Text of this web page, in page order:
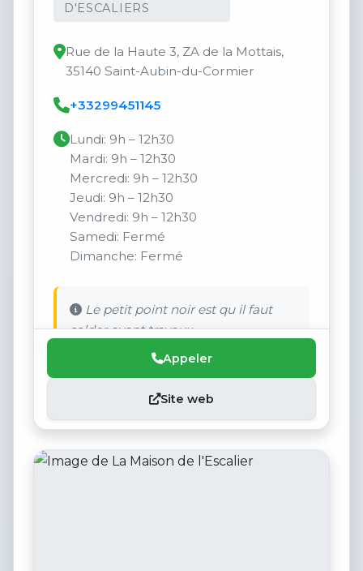
D'ESCALIERS
Rue de la Haute 3, ZA de la Mottais,
35140 Saint-Aubin-du-Cormier
+33299451145
Lundi: 9h – 12h30
Mardi: 9h – 12h30
Mercredi: 9h – 12h30
Jeudi: 9h – 12h30
Vendredi: 9h – 12h30
Samedi: Fermé
Dimanche: Fermé
Le petit point noir est qu il faut
solder avant travaux.
Appeler
Site web